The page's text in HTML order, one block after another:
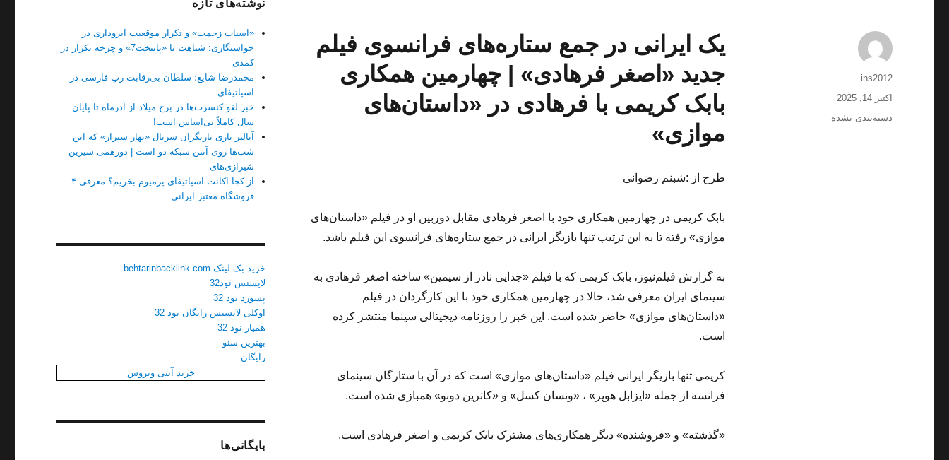
یک ایرانی در جمع ستاره‌های فرانسوی فیلم
جدید «اصغر فرهادی» | چهارمین همکاری
بابک کریمی با فرهادی در «داستان‌های
موازی»
طرح از :شبنم رضوانی
بابک کریمی در چهارمین همکاری خود با اصغر فرهادی مقابل دوربین او در فیلم «داستان‌های
موازی» رفته تا به این ترتیب تنها بازیگر ایرانی در جمع ستاره‌های فرانسوی این فیلم باشد.
به گزارش فیلم‌نیوز، بابک کریمی که با فیلم «جدایی نادر از سیمین» ساخته اصغر فرهادی به
سینمای ایران معرفی شد، حالا در چهارمین همکاری خود با این کارگردان در فیلم
«داستان‌های موازی» حاضر شده است. این خبر را روزنامه دیجیتالی سینما منتشر کرده
است.
کریمی تنها بازیگر ایرانی فیلم «داستان‌های موازی» است که در آن با ستارگان سینمای
فرانسه از جمله «ایزابل هوپر» ، «ونسان کسل» و «کاترین دونو» همبازی شده است.
«گذشته» و «فروشنده» دیگر همکاری‌های مشترک بابک کریمی و اصغر فرهادی است.
نویسنده
ins2012
ارسال
اکتبر 14, 2025
دسته‌ها
دسته‌بندی نشده
نوشته‌های تازه
«اسباب زحمت» و تکرار موقعیت آبروداری در
خواستگاری: شباهت با «پایتخت7» و چرخه تکرار در
کمدی
محمدرضا شایع؛ سلطان بی‌رقابت رپ فارسی در
اسپاتیفای
خبر لغو کنسرت‌ها در برج میلاد از آذرماه تا پایان
سال کاملاً بی‌اساس است!
آنالیز بازی بازیگران سریال «بهار شیراز» که این
شب‌ها روی آنتن شبکه دو است | دورهمی شیرین
شیرازی‌های
از کجا اکانت اسپاتیفای پرمیوم بخریم؟ معرفی ۴
فروشگاه معتبر ایرانی
خرید بک لینک behtarinbacklink.com
لایسنس نود32
پسورد نود 32
اوکلی لایسنس رایگان نود 32
همیار نود 32
بهترین سئو
رایگان
خرید آنتی ویروس
بایگانی‌ها